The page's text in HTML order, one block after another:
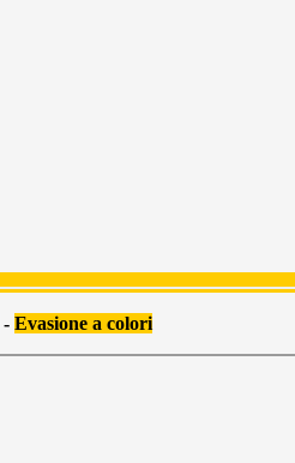
- Evasione a colori